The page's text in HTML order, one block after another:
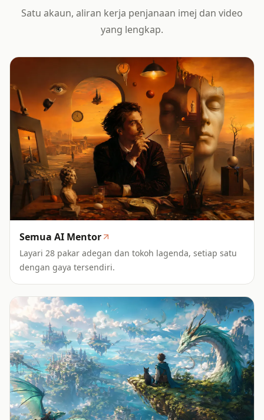
Satu akaun, aliran kerja penjanaan imej dan video
yang lengkap.
Semua AI Mentor
Layari 28 pakar adegan dan tokoh lagenda, setiap satu
dengan gaya tersendiri.